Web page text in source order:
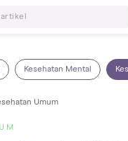
Selanjutnya
Kesehatan Mental
Umum